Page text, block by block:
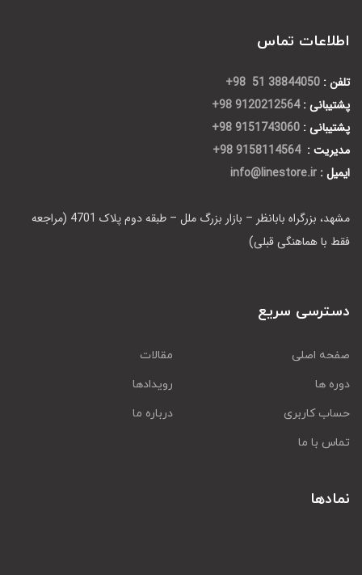
اطلاعات تماس
تلفن : 38844050 51 98+
پشتیبانی : 9120212564 98+
پشتیبانی : 9151743060 98+
مدیریت : 9158114564 98+
ایمیل : info@linestore.ir
مشهد، بزرگراه بابانظر – بازار بزرگ ملل – طبقه دوم پلاک 4701 (مراجعه
فقط با هماهنگی قبلی)
دسترسی سریع
صفحه اصلی
مقالات
دوره ها
رویدادها
حساب کاربری
درباره ما
تماس با ما
نمادها